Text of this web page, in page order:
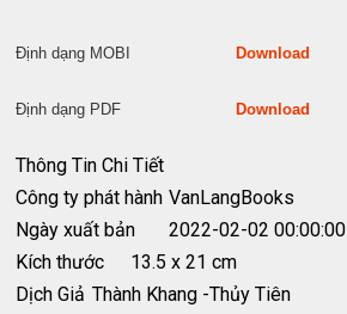
Định dạng MOBI Download
Định dạng PDF Download
Thông Tin Chi Tiết
Công ty phát hành VanLangBooks
Ngày xuất bản
2022-02-02 00:00:00
Kích thước
13.5 x 21 cm
Dịch Giả Thành Khang -Thủy Tiên